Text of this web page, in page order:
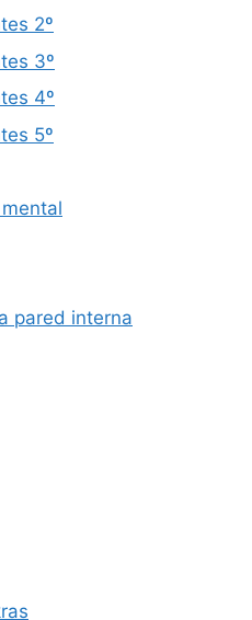
2º
3º
4º
5º
pared interna